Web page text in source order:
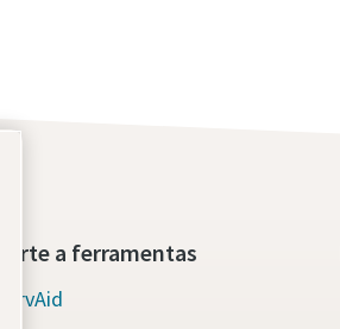
a ferramentas
ServAid